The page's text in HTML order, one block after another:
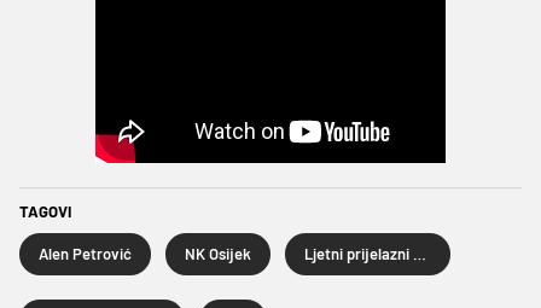
TAGOVI
Alen Petrović NK Osijek